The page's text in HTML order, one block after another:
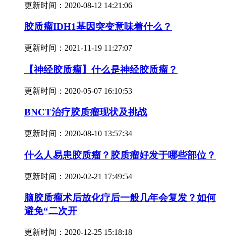
更新时间： 2020-08-12 14:21:06
胶质瘤IDH1基因突变意味着什么？
更新时间： 2021-11-19 11:27:07
【神经胶质瘤】什么是神经胶质瘤？
更新时间： 2020-05-07 16:10:53
BNCT治疗胶质瘤现状及挑战
更新时间： 2020-08-10 13:57:34
什么人易患胶质瘤？胶质瘤好发于哪些部位？
更新时间： 2020-02-21 17:49:54
脑胶质瘤术后放化疗后一般几年会复发？如何
避免“二次开
更新时间： 2020-12-25 15:18:18